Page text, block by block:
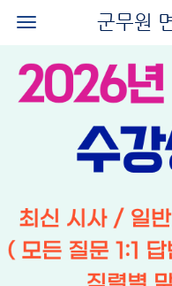
군무원
로그인
회원가입
나의 강의실
군무원 면접 후기